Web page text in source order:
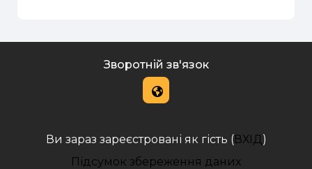
Зворотній зв'язок
Ви зараз зареєстровані як гість (ВХІД )
Підсумок збереження даних